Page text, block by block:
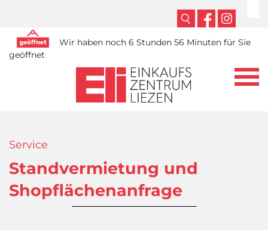
Wir haben noch 6 Stunden 56 Minuten für Sie
geöffnet
Service
Standvermietung und
Shopflächenanfrage